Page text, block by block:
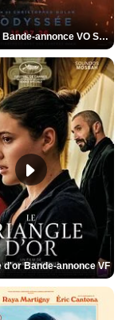
L'Odyssée Bande-annonce VO STFR
d'or Bande-annonce VF